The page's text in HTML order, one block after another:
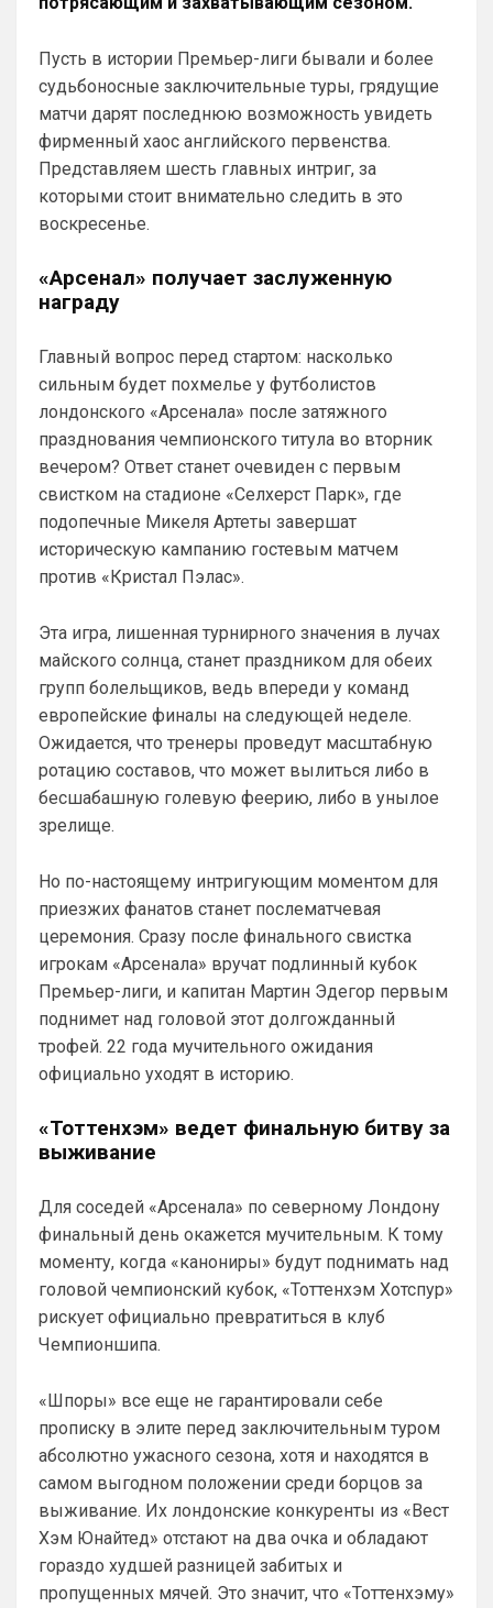
Пусть в истории Премьер-лиги бывали и более
судьбоносные заключительные туры, грядущие
матчи дарят последнюю возможность увидеть
фирменный хаос английского первенства.
Представляем шесть главных интриг, за
которыми стоит внимательно следить в это
воскресенье.
«Арсенал» получает заслуженную
награду
Главный вопрос перед стартом: насколько
сильным будет похмелье у футболистов
лондонского «Арсенала» после затяжного
празднования чемпионского титула во вторник
вечером? Ответ станет очевиден с первым
свистком на стадионе «Селхерст Парк», где
подопечные Микеля Артеты завершат
историческую кампанию гостевым матчем
против «Кристал Пэлас».
Эта игра, лишенная турнирного значения в лучах
майского солнца, станет праздником для обеих
групп болельщиков, ведь впереди у команд
европейские финалы на следующей неделе.
Ожидается, что тренеры проведут масштабную
ротацию составов, что может вылиться либо в
бесшабашную голевую феерию, либо в унылое
зрелище.
Но по-настоящему интригующим моментом для
приезжих фанатов станет послематчевая
церемония. Сразу после финального свистка
игрокам «Арсенала» вручат подлинный кубок
Премьер-лиги, и капитан Мартин Эдегор первым
поднимет над головой этот долгожданный
трофей. 22 года мучительного ожидания
официально уходят в историю.
«Тоттенхэм» ведет финальную битву за
выживание
Для соседей «Арсенала» по северному Лондону
финальный день окажется мучительным. К тому
моменту, когда «канониры» будут поднимать над
головой чемпионский кубок, «Тоттенхэм Хотспур»
рискует официально превратиться в клуб
Чемпионшипа.
«Шпоры» все еще не гарантировали себе
прописку в элите перед заключительным туром
абсолютно ужасного сезона, хотя и находятся в
самом выгодном положении среди борцов за
выживание. Их лондонские конкуренты из «Вест
Хэм Юнайтед» отстают на два очка и обладают
гораздо худшей разницей забитых и
пропущенных мячей. Это значит, что «Тоттенхэму»
Ответ для Аристократ
Вы вдумайтесь сколько Ньюкасл бабла
Гимарайнш , Холл на подходе , Гордон …
И про бизнес не кричат на каждом углу,
как Болики, прокакавшие лярд
Britball• 14:25
Хочу игру Мудрика седня посмотреть
Britball• 14:26
поднял за последнее врем …Исак , Тонали,
Гимарайнш , Холл на подходе , Гордон …
Ну поднять то понял, но теперь кем
усиливаться? Скатятся в середину
таблицы
Палестра напоминает Алонсо мне. По
габаритам хотя бы